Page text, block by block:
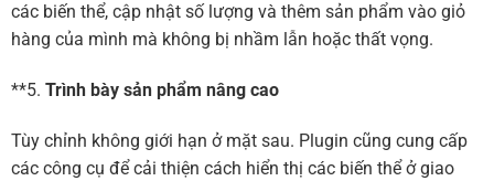
các biến thể, cập nhật số lượng và thêm sản phẩm vào giỏ
hàng của mình mà không bị nhầm lẫn hoặc thất vọng.
**5. Trình bày sản phẩm nâng cao
Tùy chỉnh không giới hạn ở mặt sau. Plugin cũng cung cấp
các công cụ để cải thiện cách hiển thị các biến thể ở giao